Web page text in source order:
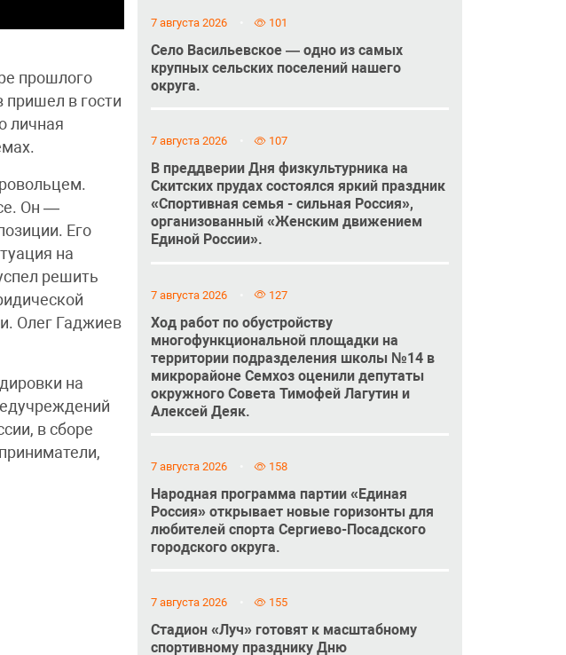
прошлого
пришел в гости
личная
Он —
Его
на
решить
Олег Гаджиев
на
в сборе
7 августа 2026 101
Село Васильевское — одно из самых
крупных сельских поселений нашего
округа.
7 августа 2026 107
В преддверии Дня физкультурника на
Скитских прудах состоялся яркий праздник
«Спортивная семья - сильная Россия»,
организованный «Женским движением
Единой России».
7 августа 2026 127
Ход работ по обустройству
многофункциональной площадки на
территории подразделения школы №14 в
микрорайоне Семхоз оценили депутаты
окружного Совета Тимофей Лагутин и
Алексей Деяк.
7 августа 2026 158
Народная программа партии «Единая
Россия» открывает новые горизонты для
любителей спорта Сергиево-Посадского
городского округа.
7 августа 2026 155
Стадион «Луч» готовят к масштабному
спортивному празднику Дню